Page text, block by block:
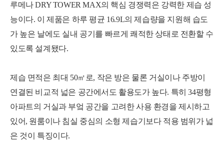
루메나 DRY TOWER MAX의 핵심 경쟁력은 강력한 제습 성
능이다. 이 제품은 하루 평균 16.9L의 제습량을 지원해 습도
가 높은 날에도 실내 공기를 빠르게 쾌적한 상태로 전환할 수
있도록 설계됐다.
제습 면적은 최대 50㎡로, 작은 방은 물론 거실이나 주방이
연결된 비교적 넓은 공간에서도 활용도가 높다. 특히 34평형
아파트의 거실과 부엌 공간을 고려한 사용 환경을 제시하고
있어, 원룸이나 침실 중심의 소형 제습기보다 적용 범위가 넓
은 것이 특징이다.